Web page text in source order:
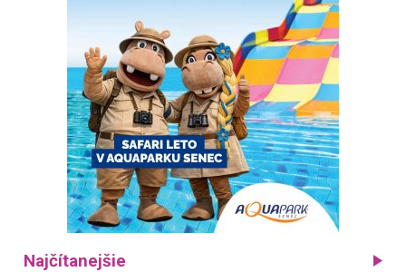
Najčítanejšie